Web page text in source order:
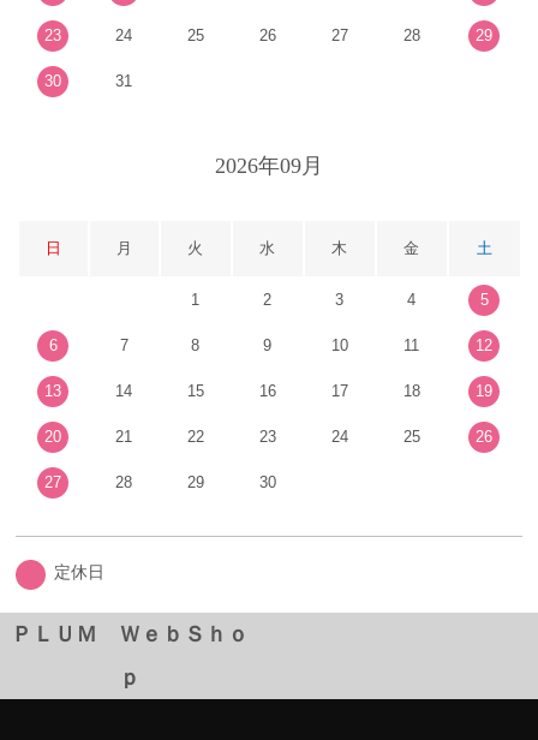
23 24 25 26 27 28 29
30 31
2026年09月
日 月 火 水 木 金 土
1 2 3 4 5
6 7 8 9 10 11 12
13 14 15 16 17 18 19
20 21 22 23 24 25 26
27 28 29 30
定休日
ＰＬＵＭ ＷｅｂＳｈｏ
ｐ